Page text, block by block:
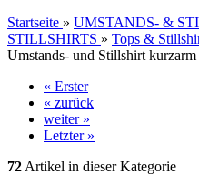
Startseite » UMSTANDS- &
STILLSHIRTS » Tops &
Umstands- und Stillshirt
« Erster
« zurück
weiter »
Letzter »
72 Artikel in dieser Kategorie